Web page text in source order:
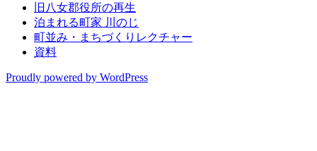
旧八女郡役所の再生
泊まれる町家 川のじ
町並み・まちづくりレクチャー
資料
Proudly powered by WordPress